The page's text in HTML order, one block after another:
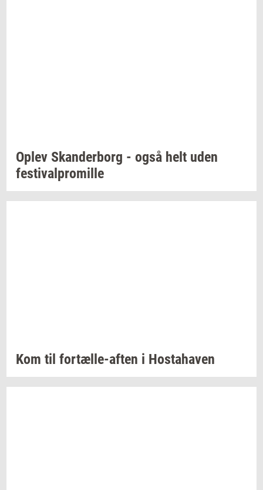
Oplev Skan­der­borg - også helt uden
festi­val­pro­mil­le
Kom til fortælle-​aften i Hosta­ha­ven